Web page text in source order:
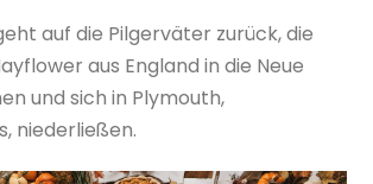
auf die Pilgerväter zurück, die
aus England in die Neue
und sich in Plymouth,
niederließen.